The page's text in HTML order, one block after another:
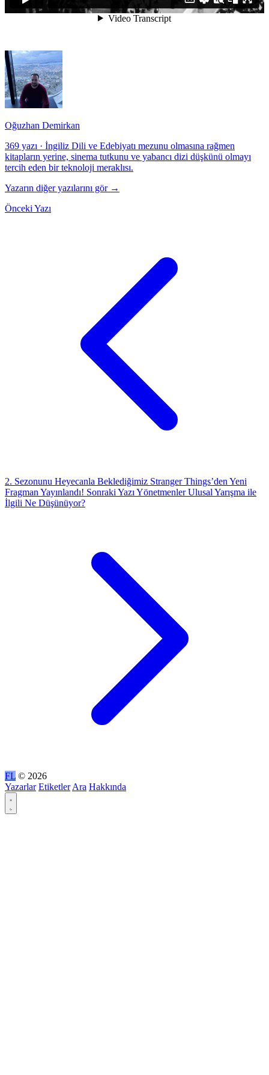
Oğuzhan Demirkan
369 yazı · İngiliz Dili ve Edebiyatı mezunu olmasına rağmen
kitapların yerine, sinema tutkunu ve yabancı dizi düşkünü olmayı
tercih eden bir teknoloji meraklısı.
Yazarın diğer yazılarını gör →
Önceki Yazı
2. Sezonunu Heyecanla Beklediğimiz Stranger Things’den Yeni
Fragman Yayınlandı! Sonraki Yazı Yönetmenler Ulusal Yarışma ile
İlgili Ne Düşünüyor?
FL © 2026
Yazarlar Etiketler Ara Hakkında